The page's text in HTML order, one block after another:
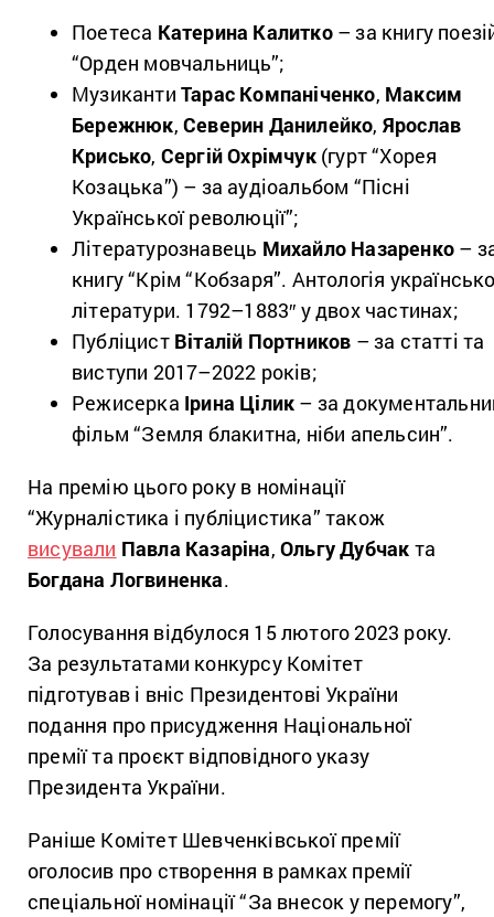
Поетеса Катерина Калитко– за книгу
“Орден мовчальниць”;
Музиканти Тарас Компаніченко, Максим
Бережнюк,Северин Данилейко, Ярослав
Крисько, Сергій Охрімчук(гурт “Хорея
Козацька”) – за аудіоальбом “Пісні
Української революції”;
Літературознавець Михайло Назаренко –
книгу “Крім “Кобзаря”. Антологія
літератури. 1792–1883″ у двох частинах;
Публіцист Віталій Портников – за статті та
виступи 2017–2022 років;
Режисерка Ірина Цілик – за
фільм “Земля блакитна, ніби апельсин”.
На премію цього року в номінації
“Журналістика і публіцистика” також
висували Павла Казаріна,Ольгу Дубчак та
Богдана Логвиненка.
Голосування відбулося 15 лютого 2023 року.
За результатами конкурсу Комітет
підготував і вніс Президентові України
подання про присудження Національної
премії та проєкт відповідного указу
Президента України.
Раніше Комітет Шевченківської премії
оголосив про створення в рамках премії
спеціальної номінації “За внесок у перемогу”,